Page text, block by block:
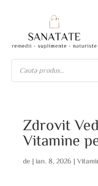
Zdrovit
Vitamine
de | ian. 8, 2026 |